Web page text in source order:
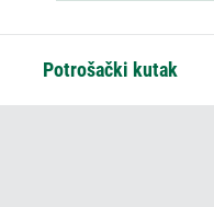
Potrošački kutak